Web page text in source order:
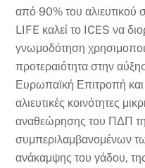
από 90% του αλιευτικού
LIFE καλεί το ICES να
γνωμοδότηση
προτεραιότητα στην
Ευρωπαϊκή Επιτροπή και
αλιευτικές κοινότητες
αναθεώρησης του ΠΔΠ
συμπεριλαμβανομένων
ανάκαμψης του γάδου,